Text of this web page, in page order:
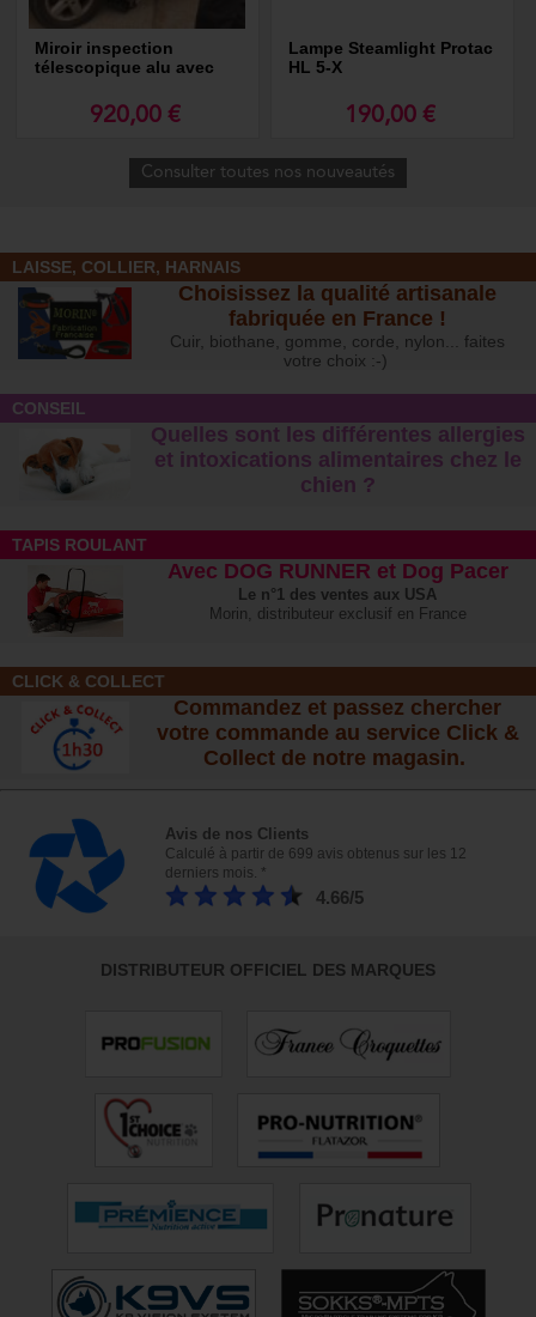
Miroir inspection
télescopique alu avec
920,00 €
Lampe Steamlight Protac
HL 5-X
190,00 €
Consulter toutes nos nouveautés
LAISSE, COLLIER, HARNAIS
Choisissez la qualité artisanale
fabriquée en France !
Cuir, biothane, gomme, corde, nylon... faites
votre choix :-)
CONSEIL
Quelles sont les différentes allergies
et intoxications alimentaires chez le
chien ?
TAPIS ROULANT
Avec DOG RUNNER et Dog Pacer
Le n°1 des ventes aux USA
Morin, distributeur exclusif en France
CLICK & COLLECT
Commandez et passez chercher
votre commande au service Click &
Collect de notre magasin.
Avis de nos Clients
Calculé à partir de 699 avis obtenus sur les 12
derniers mois. *
4.66/5
DISTRIBUTEUR OFFICIEL DES MARQUES